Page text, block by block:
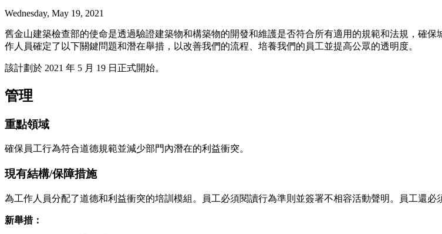
Wednesday, May 19, 2021
舊金山建築檢查部的使命是透過驗證建築物和構築物的開發和維護是否符合所有適用的規範和法規，確
作人員確定了以下關鍵問題和潛在舉措，以改善我們的流程、培養我們的員工並提高公眾的透明度。
該計劃於 2021 年 5 月 19 日正式開始。
管理
重點領域
確保員工行為符合道德規範並減少部門內潛在的利益衝突。
現有結構/保障措施
為工作人員分配了道德和利益衝突的培訓模組。員工必須閱讀行為準則並簽署不相容活動聲明。員工還必
新舉措：